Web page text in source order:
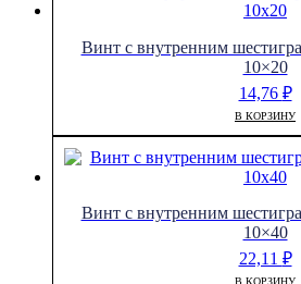
Винт с внутренним
10×20
14,76 ₽
В КОРЗИНУ
Винт с внутренним
10×40
22,11 ₽
В КОРЗИНУ